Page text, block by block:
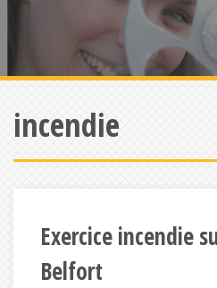
incendie
Exercice incendie
Belfort